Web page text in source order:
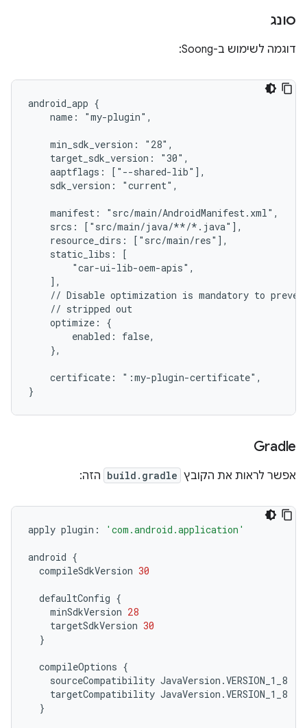
סונג
דוגמה לשימוש ב-Soong:
android_app {
    name: "my-plugin",
    min_sdk_version: "28",
    target_sdk_version: "30",
    aaptflags: ["--shared-lib"],
    sdk_version: "current",
    manifest: "src/main/AndroidManifest.xml",
    srcs: ["src/main/java/**/*.java"],
    resource_dirs: ["src/main/res"],
    static_libs: [
        "car-ui-lib-oem-apis",
    ],
// Disable optimization is mandatory to
    // stripped out
    optimize: {
        enabled: false,
    },
    certificate: ":my-plugin-certificate",
}
Gradle
אפשר לראות את הקובץ build.gradle הזה:
apply plugin : 'com.android.application'
android {
compileSdkVersion 30
defaultConfig {
minSdkVersion 28
targetSdkVersion 30
}
compileOptions {
sourceCompatibility JavaVersion .VERSION_1_8
targetCompatibility JavaVersion .VERSION_1_8
}